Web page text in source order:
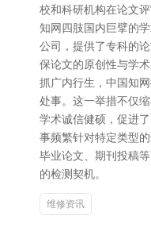
校和科研机构在论文
知网四肢国内巨擘的
公司，提供了专科的
保论文的原创性与学
抓广内行生，中国知
处事。这一举措不仅
学术诚信健硕，促进
事频繁针对特定类型
毕业论文、期刊投稿
的检测契机。
维修资讯